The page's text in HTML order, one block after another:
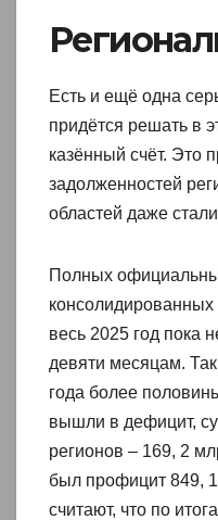
Есть и ещё одна
придётся решать в
казённый счёт. Это
задолженностей
областей даже
Полных
весь 2025 год пока
девяти месяцам.
года более
вышли в дефицит,
регионов – 169, 2
был профицит 849,
считают, что по